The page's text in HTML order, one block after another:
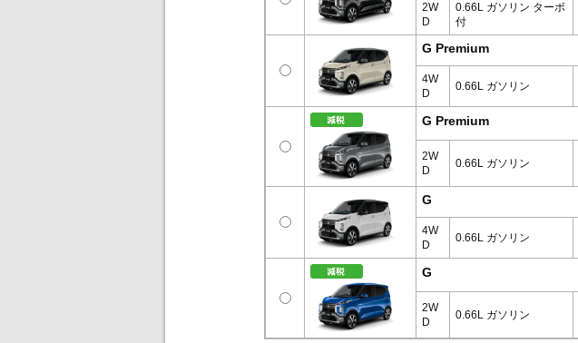
2W
D
0.66L ガソリン ターボ
付
G Premium
4W
D
0.66L ガソリン
G Premium
2W
D
0.66L ガソリン
G
4W
D
0.66L ガソリン
G
2W
D
0.66L ガソリン